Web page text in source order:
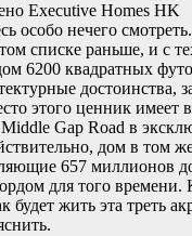
Executive Homes HK
особо нечего
списке раньше, и с
6200 квадратных
достоинства,
этого ценник имеет
Gap Road в
дом в том
657 миллионов
для того
будет жить эта треть